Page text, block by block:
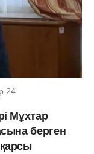
24
Мұхтар
берген